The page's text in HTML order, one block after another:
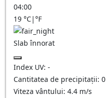
04:00
19 °C|°F
Slab înnorat
Index UV: -
Cantitatea de precipitații: 0
Viteza vântului: 4.4 m/s